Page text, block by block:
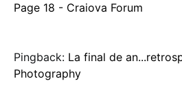
Page 18 - Craiova Forum
Pingback: La final de
Photography